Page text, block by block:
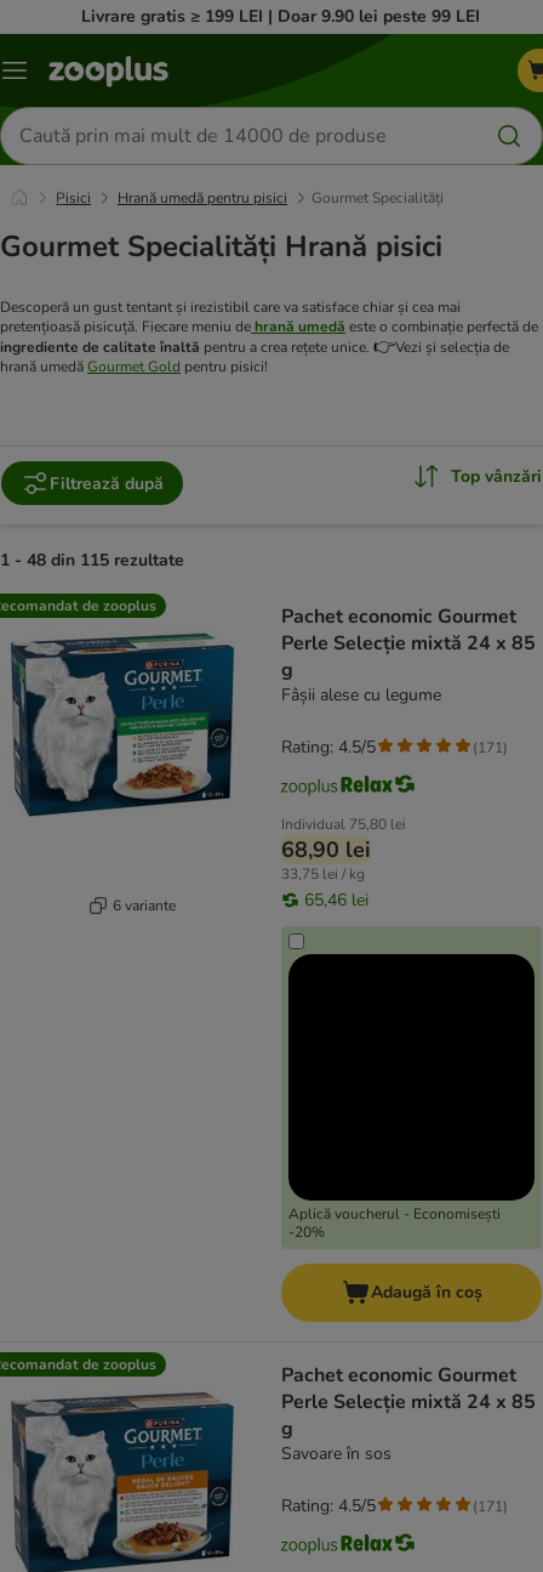
Livrare gratis ≥ 199 LEI | Doar 9.90 lei peste 99 LEI
Categorii
Căutare
produse
Pisici Hrană umedă pentru pisici Gourmet Specialități
Gourmet Specialități Hrană pisici
Descoperă un gust tentant și irezistibil care va satisface chiar și cea mai
pretențioasă pisicuță. Fiecare meniu dehrană umedă este o combinație perfectă de
ingrediente de calitate înaltă pentru a crea rețete unice. 👉Vezi și selecția de
hrană umedăGourmet Gold pentru pisici!
Filtrează după Top vânzări
1 - 48 din 115 rezultate
product items have been changed
de zooplus
6 variante
Pachet economic Gourmet
Perle Selecție mixtă 24 x 85
g
Fâșii alese cu legume
Individual 75,80 lei
68,90 lei
33,75 lei / kg
65,46 lei
Aplică voucherul - Economisești
-20%
Rating: 4.5/5 (171)
Adaugă în coș
de zooplus
Pachet economic Gourmet
Perle Selecție mixtă 24 x 85
g
Savoare în sos
Rating: 4.5/5 (171)